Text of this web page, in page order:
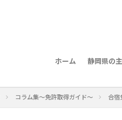
ホーム 静岡県の
コラム集～免許取得ガイド～ 合宿